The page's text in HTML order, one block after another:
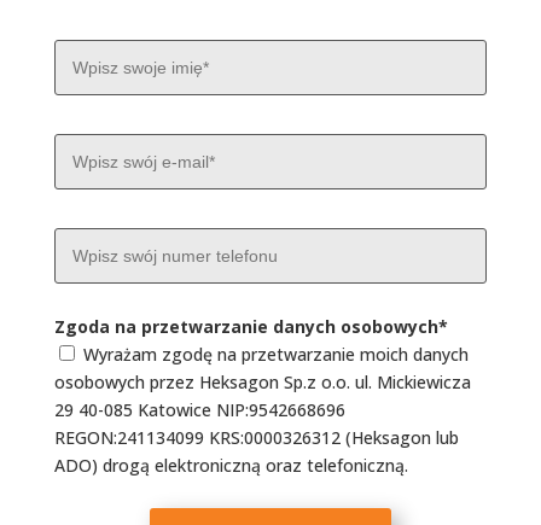
Zgoda na przetwarzanie danych osobowych*
Wyrażam zgodę na przetwarzanie moich danych
osobowych przez Heksagon Sp.z o.o. ul. Mickiewicza
29 40-085 Katowice NIP:9542668696
REGON:241134099 KRS:0000326312 (Heksagon lub
ADO) drogą elektroniczną oraz telefoniczną.